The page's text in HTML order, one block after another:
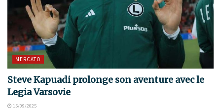
MERCATO
Steve Kapuadi prolonge son aventure avec le
Legia Varsovie
15/09/2025